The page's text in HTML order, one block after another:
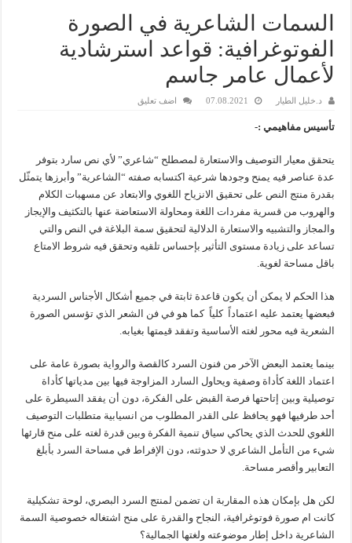
السمات الشاعرية في الصورة
الفوتوغرافية: قواعد استرشادية
لأعمال عامر جاسم
د.خليل الطيار 07.08.2021 اضف تعليق
تأسيس مفاهيمي :-
يتحقق معيار التوصيف والاستعارة لمصطلح “شاعري” لأي نص سارد بتوفر
عدة عناصر فيه يمنح وجودها شرعية اكتسابه صفته “الشاعرية” وأبرزها يتمثّل
بقدرة منتج النص على تحقيق الانزياح اللغوي والابتعاد عن مسهبات الكلام
والهروب من قسرية مفردات اللغة ومحاولة الاستعاضة عنها بالتكثيف والإيجاز
والمجاز والتشبيه والاستعارة الدلالية لتحقيق سمة البلاغة في النص والتي
تساعد على زيادة مستوى التأثير بإحساس تلقيه وتحقق فيه شروط الامتاع
باقل مساحة لغوية.
هذا الحكم لا يمكن أن يكون قاعدة ثابتة في جميع أشكال الأجناس السردية
فبعضها يعتمد عليه اعتماداً كلياً كما هو في فن الشعر الذي تؤسس الصورة
الشعرية فيه محور لغته الأساسية وتفقد قيمتها بغيابه.
بينما يعتمد البعض الآخر من فنون السرد كالقصة والرواية بصورة عامة على
اعتماد اللغة كأداة وصفية ويحاول السارد المزاوجة فيها بين مدياتها كأداة
توصيلية وبين إتاحتها فرصة القبض على الفكرة، دون أن يفقد السيطرة على
أحد طرفيها فهو يحافظ على القدر المطلوب من انسيابية متطلبات التوصيف
اللغوي للحدث الذي يحاكي سياق تنمية الفكرة وبين قدرة لغته على منح قارئها
شيء من التأمل الشاعري لا حدوثته، دون الإفراط في مساحة السرد بأبلغ
التعابير وأقصر مساحة.
لكن هل بإمكان هذه المقاربة ان تضمن لمنتج السرد البصري، لوحة تشكيلية
كانت ام صورة فوتوغرافية، النجاح والقدرة على منح اشتغاله خصوصية السمة
الشاعرية داخل إطار موضوعته ولغتها الجمالية؟